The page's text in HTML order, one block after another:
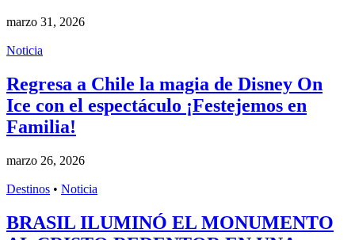
marzo 31, 2026
Noticia
Regresa a Chile la magia de Disney On
Ice con el espectáculo ¡Festejemos en
Familia!
marzo 26, 2026
Destinos • Noticia
BRASIL ILUMINÓ EL MONUMENTO